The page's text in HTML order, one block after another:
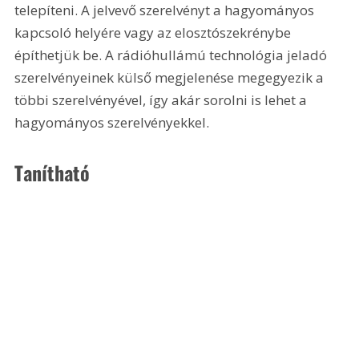
telepíteni. A jelvevő szerelvényt a hagyományos
kapcsoló helyére vagy az elosztószekrénybe
építhetjük be. A rádióhullámú technológia jeladó
szerelvényeinek külső megjelenése megegyezik a
többi szerelvényével, így akár sorolni is lehet a
hagyományos szerelvényekkel.
Tanítható